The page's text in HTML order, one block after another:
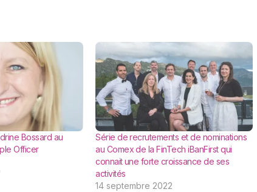
Bossard au
Officer
Série de recrutements et de nominations
au Comex de la FinTech iBanFirst qui
connait une forte croissance de ses
activités
14 septembre 2022